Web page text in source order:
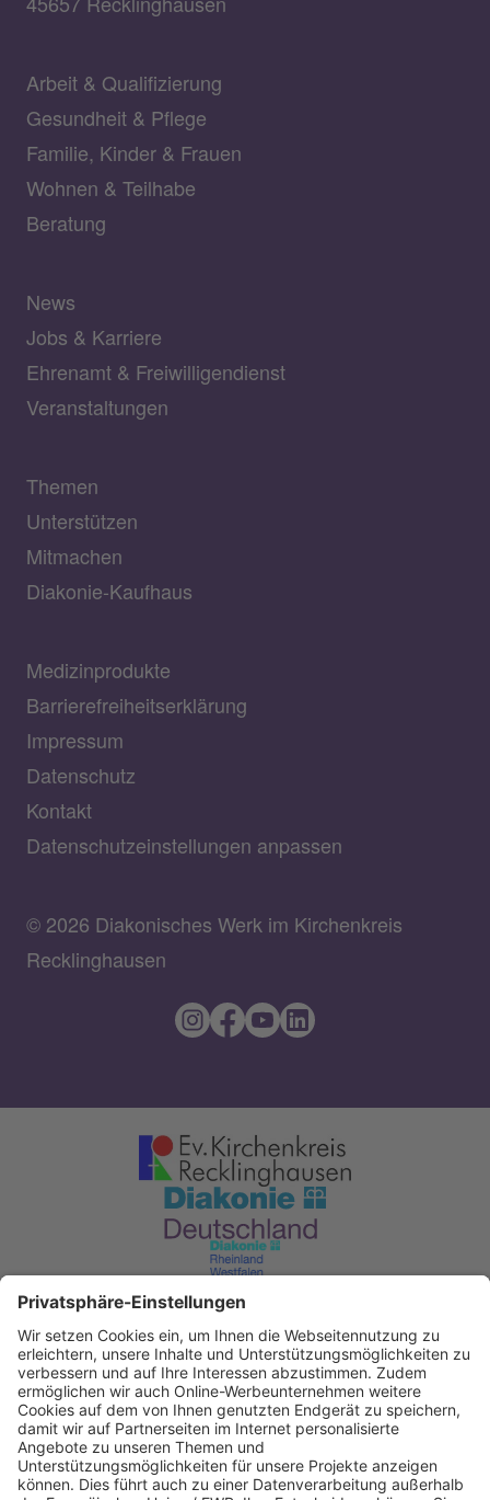
Arbeit & Qualifizierung
Gesundheit & Pflege
Familie, Kinder & Frauen
Wohnen & Teilhabe
Beratung
News
Jobs & Karriere
Ehrenamt & Freiwilligendienst
Veranstaltungen
Themen
Unterstützen
Mitmachen
Diakonie-Kaufhaus
Medizinprodukte
Barrierefreiheitserklärung
Impressum
Datenschutz
Kontakt
Datenschutzeinstellungen anpassen
© 2026 Diakonisches Werk im Kirchenkreis
Recklinghausen
Diakonisches Werk im Kirchenkreis
Recklinghausen
KD Bank Dortmund